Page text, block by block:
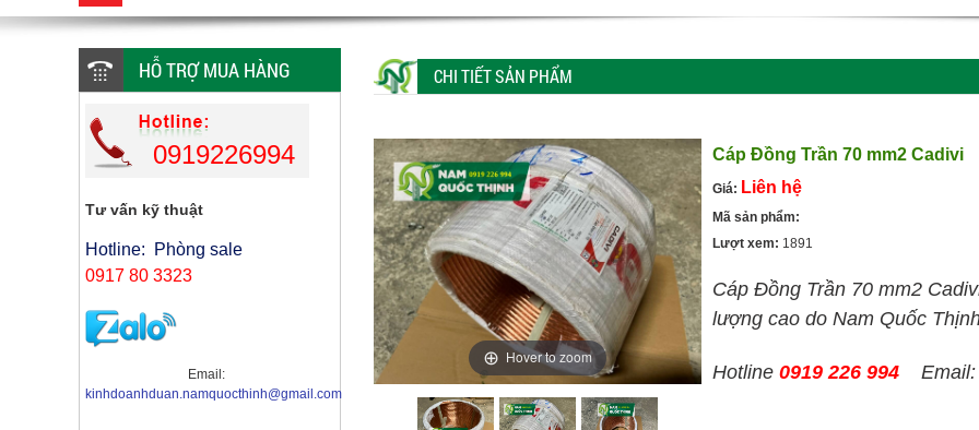
HỖ TRỢ MUA HÀNG
0919226994
Tư vấn kỹ thuật
Hotline: Phòng sale
0917 80 3323
Email:
kinhdoanhduan.namquocthinh@gmail.com
CHI TIẾT SẢN PHẨM
Hover to zoom
Cáp Đồng Trần 70 mm2 Cadivi
Giá: Liên hệ
Mã sản phẩm:
Lượt xem: 1891
Cáp Đồng Trần 70 mm2
lượng cao do Nam Quốc
Hotline 0919 226 994